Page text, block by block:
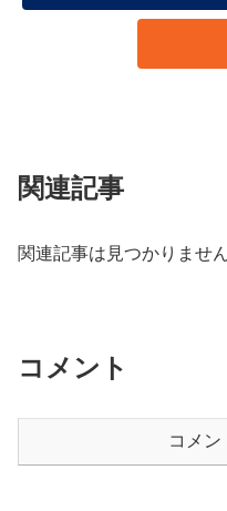
関連記事
関連記事は見つかりませ
コメント
コメン